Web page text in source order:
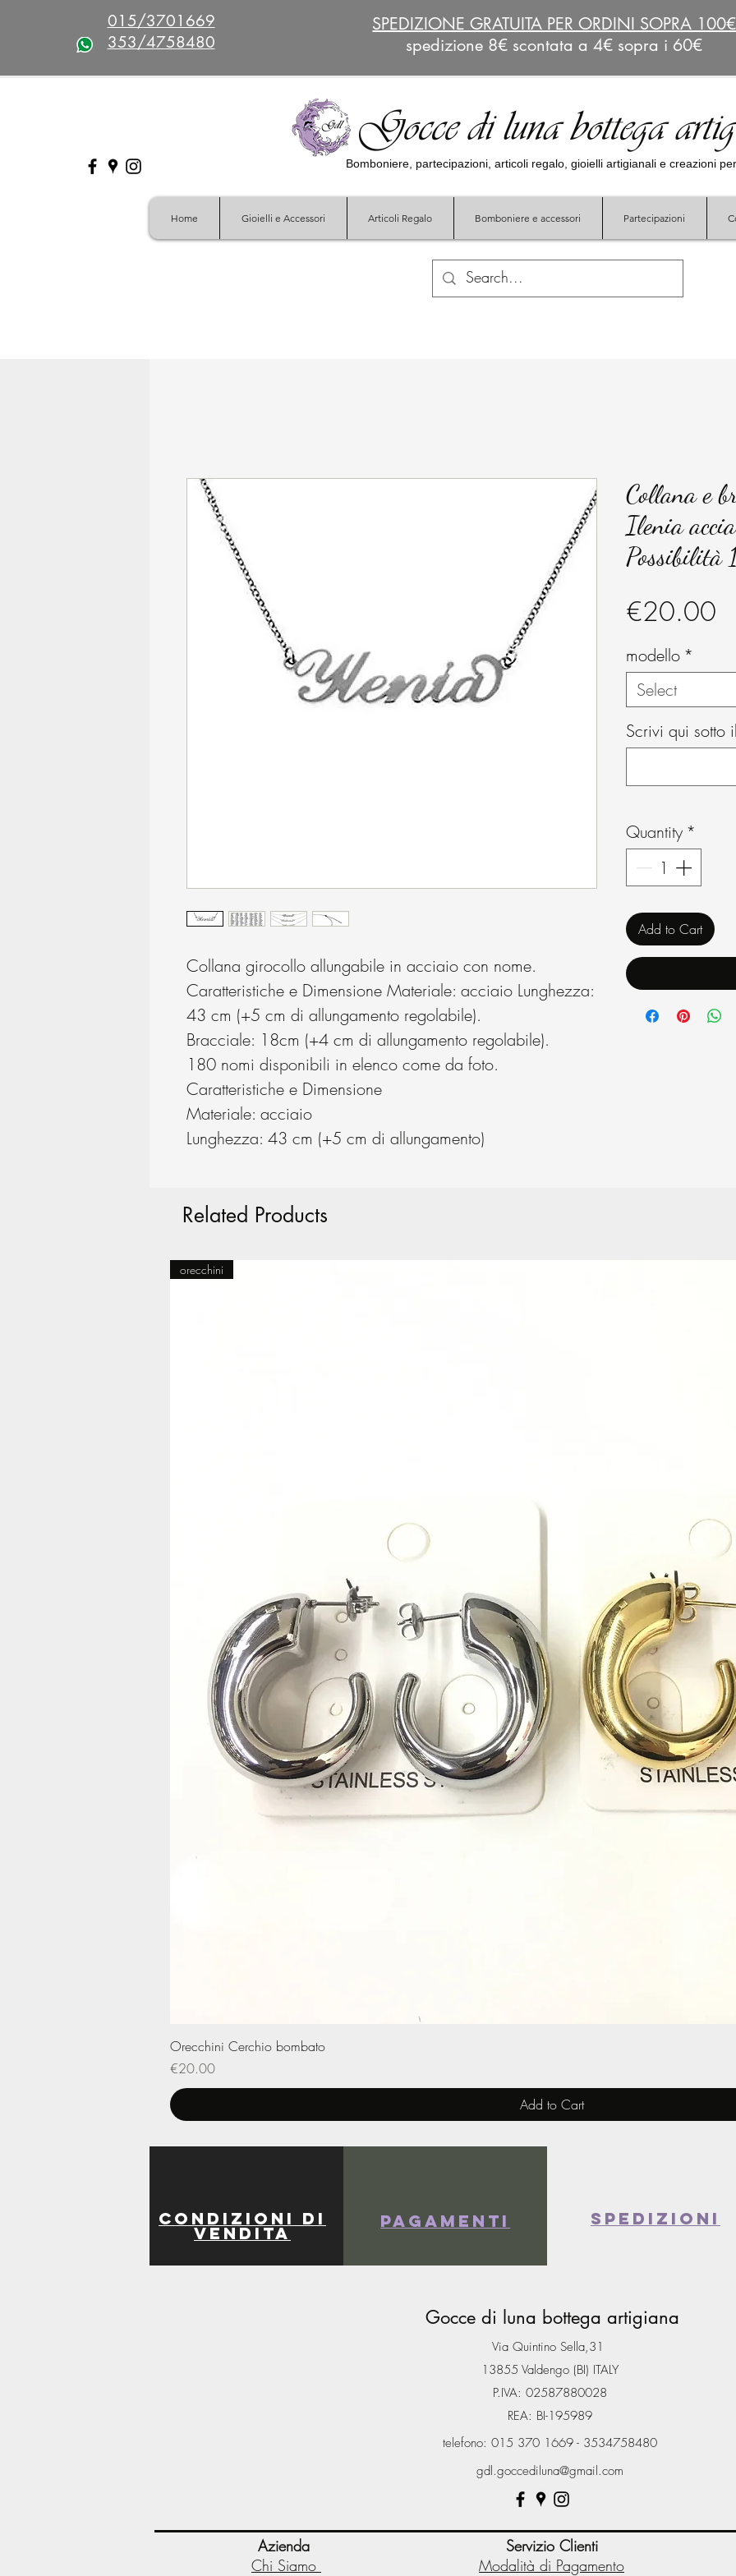
015/3701669
353/4758480
SPEDIZIONE GRATUITA PER ORDINI SOPRA 100€
spedizione 8€ scontata a 4€ sopra i 60€
Gocce di luna bottega
Bomboniere, partecipazioni, articoli regalo, gioielli artigianali e creazioni
Home Gioielli e Accessori Articoli Regalo Bomboniere e accessori Partecipazioni
Collana girocollo allungabile in acciaio con nome.
Caratteristiche e Dimensione Materiale: acciaio Lunghezza:
43 cm (+5 cm di allungamento regolabile).
Bracciale: 18cm (+4 cm di allungamento regolabile).
180 nomi disponibili in elenco come da foto.
Caratteristiche e Dimensione
Materiale: acciaio
Lunghezza: 43 cm (+5 cm di allungamento)
Collana e
Ilenia
Possibilità
€20.00
modello *
Select
Scrivi qui sotto
Quantity *
Add to Cart
Related Products
orecchini
Orecchini Cerchio bombato
Price
€20.00
Add to Cart
Pagamenti spedizioni
Condizioni di
vendita
Gocce di luna bottega artigiana
Via Quintino Sella,31
13855 Valdengo (BI) ITALY
P.IVA: 02587880028
REA: BI-195989
telefono: 015 370 1669 - 3534758480
gdl.goccediluna@gmail.com
Azienda
Chi Siamo
Servizio Clienti
Modalità di Pagamento